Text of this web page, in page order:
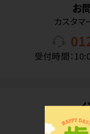
お
カスタマ
受付時間：